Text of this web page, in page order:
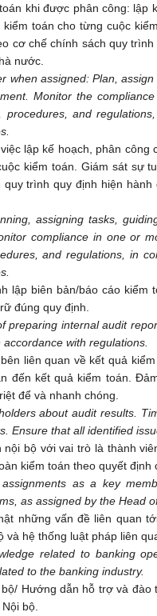
khi được phân công: lập
toán cho từng cuộc
cơ chế chính sách quy
nước.
when assigned: Plan,
Monitor the
and
lập kế hoạch, phân công
kiểm toán. Giám sát sự
trình quy định hiện
assigning tasks,
compliance in one or
and regulations, in
lập biên bản/báo cáo kiểm
đúng quy định.
preparing internal audit
with regulations.
liên quan về kết quả
đến kết quả kiểm toán.
để và nhanh chóng.
about audit results.
Ensure that all identified
bộ với vai trò là thành
kiểm toán theo quyết
as a key
as assigned by the Head
những vấn đề liên quan
và hệ thống luật pháp liên
related to banking
to the banking industry.
Hướng dẫn hỗ trợ và
bộ.